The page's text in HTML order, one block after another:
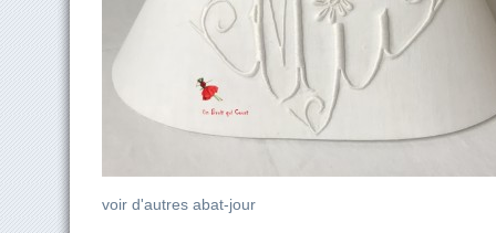
voir d'autres abat-jour